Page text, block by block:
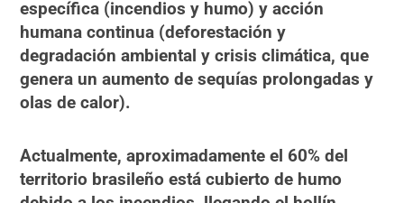
específica (incendios y humo) y acción
humana continua (deforestación y
degradación ambiental y crisis climática, que
genera un aumento de sequías prolongadas y
olas de calor).
Actualmente, aproximadamente el 60% del
territorio brasileño está cubierto de humo